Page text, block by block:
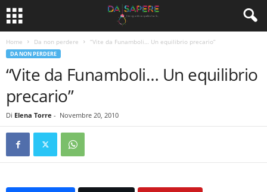
Home Da non perdere “Vite da Funamboli… Un equilibrio precario”
DA NON PERDERE
“Vite da Funamboli… Un equilibrio
precario”
Di Elena Torre - Novembre 20, 2010